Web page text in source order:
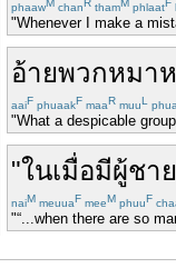
phaawM chanR thamM phlaatF
"Whenever I make a
อ้ายพวกหมา
aaiF phuaakF maaR muuL
"What a despicable
"ในเมื่อมีผู้ชาย
naiM meuuaF meeM phuuF
"“...when there are so